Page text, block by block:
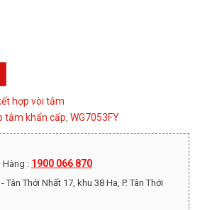
hợp vòi tắm
tắm khẩn cấp, WG7053FY
Hàng : 1900 066 870
Thới Nhất 17, khu 38 Ha, P. Tân Thới